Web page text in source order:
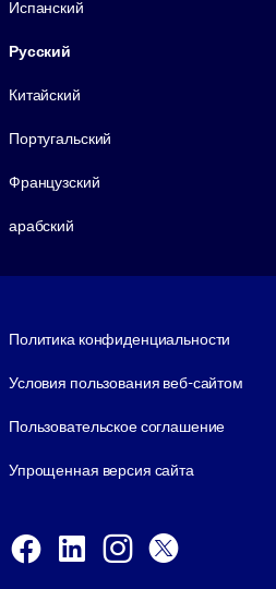
Испанский
Русский
Китайский
Португальский
Французский
арабский
Политика конфиденциальности
Условия пользования веб-сайтом
Пользовательское соглашение
Упрощенная версия сайта
Facebook
LinkedInInstagram